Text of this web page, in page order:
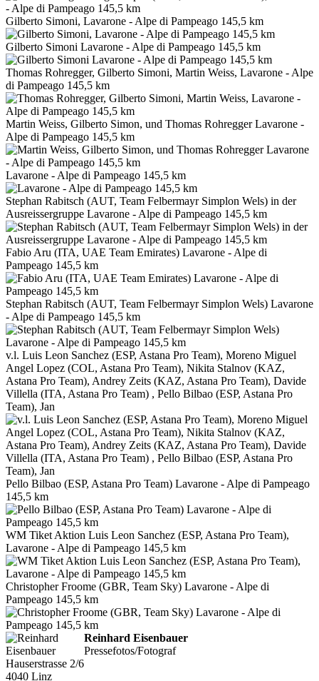
Gilberto Simoni, Lavarone - Alpe di Pampeago 145,5 km
Gilberto Simoni Lavarone - Alpe di Pampeago 145,5 km
Thomas Rohregger, Gilberto Simoni, Martin Weiss, Lavarone - Alpe
di Pampeago 145,5 km
Martin Weiss, Gilberto Simon, und Thomas Rohregger Lavarone -
Alpe di Pampeago 145,5 km
Lavarone - Alpe di Pampeago 145,5 km
Stephan Rabitsch (AUT, Team Felbermayr Simplon Wels) in der
Ausreissergruppe Lavarone - Alpe di Pampeago 145,5 km
Fabio Aru (ITA, UAE Team Emirates) Lavarone - Alpe di
Pampeago 145,5 km
Stephan Rabitsch (AUT, Team Felbermayr Simplon Wels) Lavarone
- Alpe di Pampeago 145,5 km
v.l. Luis Leon Sanchez (ESP, Astana Pro Team), Moreno Miguel
Angel Lopez (COL, Astana Pro Team), Nikita Stalnov (KAZ,
Astana Pro Team), Andrey Zeits (KAZ, Astana Pro Team), Davide
Villella (ITA, Astana Pro Team) , Pello Bilbao (ESP, Astana Pro
Team), Jan
Pello Bilbao (ESP, Astana Pro Team) Lavarone - Alpe di Pampeago
145,5 km
WM Tiket Aktion Luis Leon Sanchez (ESP, Astana Pro Team),
Lavarone - Alpe di Pampeago 145,5 km
Christopher Froome (GBR, Team Sky) Lavarone - Alpe di
Pampeago 145,5 km
Reinhard Eisenbauer
Pressefotos/Fotograf
Hauserstrasse 2/6
4040 Linz